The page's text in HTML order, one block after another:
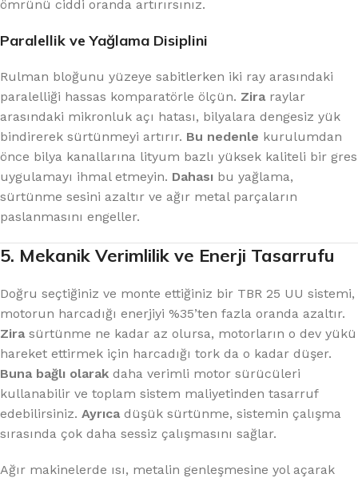
ömrünü ciddi oranda artırırsınız.
Paralellik ve Yağlama Disiplini
Rulman bloğunu yüzeye sabitlerken iki ray arasındaki
paralelliği hassas komparatörle ölçün. Zira raylar
arasındaki mikronluk açı hatası, bilyalara dengesiz yük
bindirerek sürtünmeyi artırır. Bu nedenle kurulumdan
önce bilya kanallarına lityum bazlı yüksek kaliteli bir gres
uygulamayı ihmal etmeyin. Dahası bu yağlama,
sürtünme sesini azaltır ve ağır metal parçaların
paslanmasını engeller.
5. Mekanik Verimlilik ve Enerji Tasarrufu
Doğru seçtiğiniz ve monte ettiğiniz bir TBR 25 UU sistemi,
motorun harcadığı enerjiyi %35’ten fazla oranda azaltır.
Zira sürtünme ne kadar az olursa, motorların o dev yükü
hareket ettirmek için harcadığı tork da o kadar düşer.
Buna bağlı olarak daha verimli motor sürücüleri
kullanabilir ve toplam sistem maliyetinden tasarruf
edebilirsiniz. Ayrıca düşük sürtünme, sistemin çalışma
sırasında çok daha sessiz çalışmasını sağlar.
Ağır makinelerde ısı, metalin genleşmesine yol açarak